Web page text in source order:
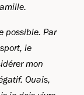
possible. Par
le
mon
Ouais,